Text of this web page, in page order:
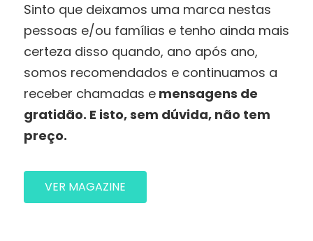
Sinto que deixamos uma marca nestas
pessoas e/ou famílias e tenho ainda mais
certeza disso quando, ano após ano,
somos recomendados e continuamos a
receber chamadas e mensagens de
gratidão. E isto, sem dúvida, não tem
preço.
VER MAGAZINE